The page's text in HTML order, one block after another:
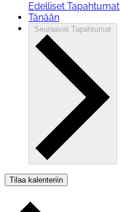
Edelliset Tapahtumat
Tänään
Seuraavat Tapahtumat
Tilaa kalenteriin